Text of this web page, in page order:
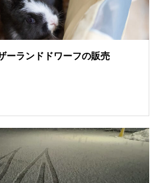
ーランドドワーフの販売